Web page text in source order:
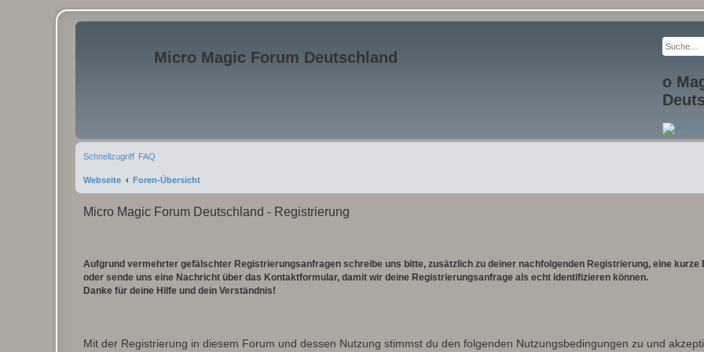
Micro Magic Forum Deutschland
o
Schnellzugriff FAQ
Webseite Foren-Übersicht
Micro Magic Forum Deutschland - Registrierung
Aufgrund vermehrter gefälschter Registrierungsanfragen schreibe uns bitte, zusätzlich zu deiner nachfolgenden Registrierung, eine
oder sende uns eine Nachricht über das Kontaktformular, damit wir deine Registrierungsanfrage als echt identifizieren können.
Danke für deine Hilfe und dein Verständnis!
Mit der Registrierung in diesem Forum und dessen Nutzung stimmst du den folgenden Nutzungsbedingungen zu und